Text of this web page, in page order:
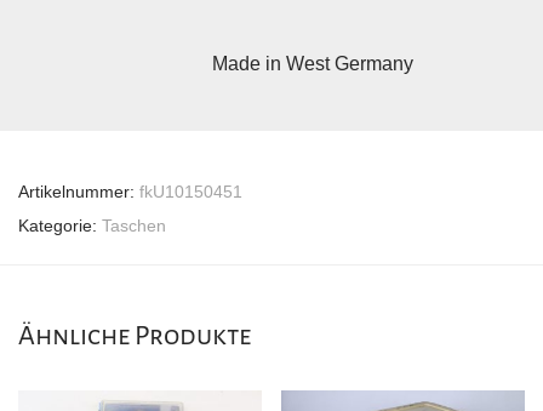
Made in West Germany
Artikelnummer: fkU10150451
Kategorie: Taschen
Ähnliche Produkte